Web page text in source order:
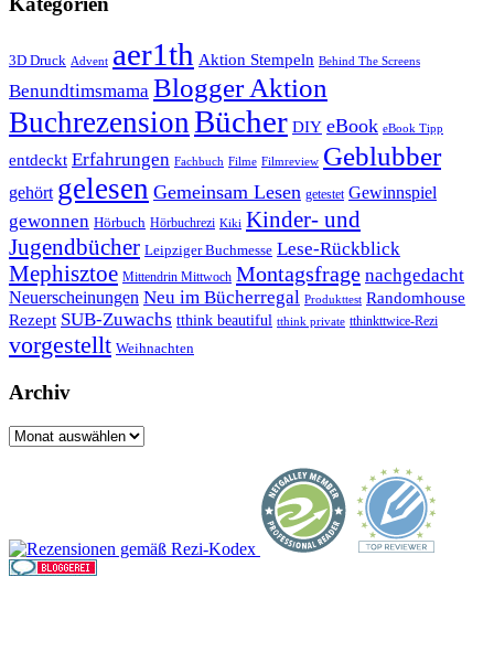
3D Druck Advent aer1th Aktion Stempeln Behind The Screens
Benundtimsmama Blogger Aktion
BuchrezensionBücher DIY eBook eBook Tipp
entdeckt Erfahrungen Fachbuch Filme Filmreview Geblubber
gehört gelesen Gemeinsam Lesen getestet Gewinnspiel
gewonnen Hörbuch Hörbuchrezi Kiki Kinder- und
Jugendbücher Leipziger Buchmesse Lese-Rückblick
Mephisztoe Mittendrin Mittwoch Montagsfrage nachgedacht
Neuerscheinungen Neu im Bücherregal Produkttest Randomhouse
Rezept SUB-Zuwachs tthink beautiful tthink private tthinkttwice-Rezi
vorgestellt Weihnachten
Archiv
Archiv